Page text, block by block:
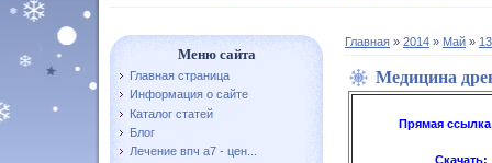
Меню сайта
Главная страница
Информация о сайте
Каталог статей
Блог
Лечение впч а7 - цен...
Главная » 2014 » Май » 13
Медицина
Прямая
Скачать: